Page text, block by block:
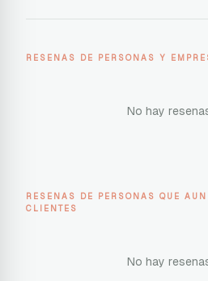
RESENAS DE PERSONAS Y
No hay
RESENAS DE PERSONAS QUE
CLIENTES
No hay